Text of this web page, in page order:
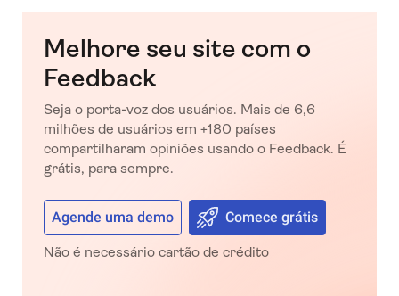
Melhore seu site com o
Feedback
Seja o porta-voz dos usuários. Mais de 6,6
milhões de usuários em +180 países
compartilharam opiniões usando o Feedback. É
grátis, para sempre.
Agende uma demo Comece grátis
Não é necessário cartão de crédito